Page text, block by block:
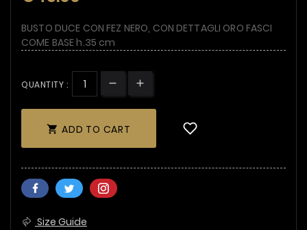
BUSTO DUCE CON FEZ NERO, CON DETTAGLI ORO FASCI
COME BASE h.35 cm
QUANTITY :
 ADD TO CART
Size Guide